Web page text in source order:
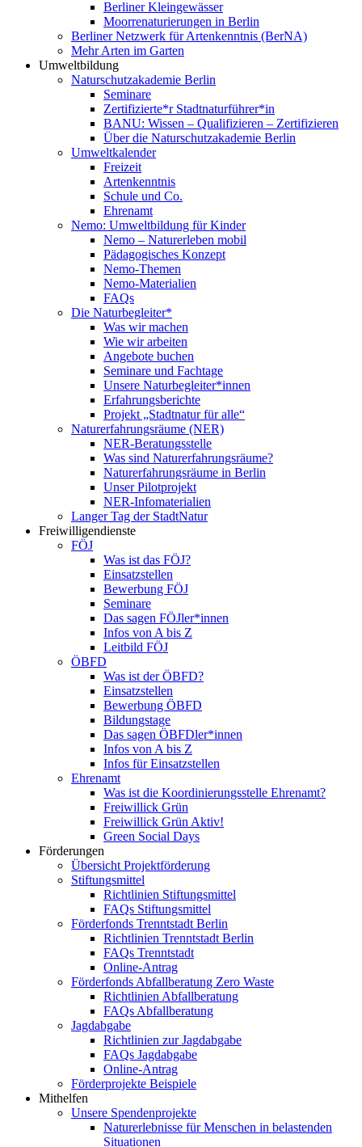
Berliner Kleingewässer
Moorrenaturierungen in Berlin
Berliner Netzwerk für Artenkenntnis (BerNA)
Mehr Arten im Garten
Umweltbildung
Naturschutzakademie Berlin
Seminare
Zertifizierte*r Stadtnaturführer*in
BANU: Wissen – Qualifizieren – Zertifizieren
Über die Naturschutzakademie Berlin
Umweltkalender
Freizeit
Artenkenntnis
Schule und Co.
Ehrenamt
Nemo: Umweltbildung für Kinder
Nemo – Naturerleben mobil
Pädagogisches Konzept
Nemo-Themen
Nemo-Materialien
FAQs
Die Naturbegleiter*
Was wir machen
Wie wir arbeiten
Angebote buchen
Seminare und Fachtage
Unsere Naturbegleiter*innen
Erfahrungsberichte
Projekt „Stadtnatur für alle“
Naturerfahrungsräume (NER)
NER-Beratungsstelle
Was sind Naturerfahrungsräume?
Naturerfahrungsräume in Berlin
Unser Pilotprojekt
NER-Infomaterialien
Langer Tag der StadtNatur
Freiwilligendienste
FÖJ
Was ist das FÖJ?
Einsatzstellen
Bewerbung FÖJ
Seminare
Das sagen FÖJler*innen
Infos von A bis Z
Leitbild FÖJ
ÖBFD
Was ist der ÖBFD?
Einsatzstellen
Bewerbung ÖBFD
Bildungstage
Das sagen ÖBFDler*innen
Infos von A bis Z
Infos für Einsatzstellen
Ehrenamt
Was ist die Koordinierungsstelle Ehrenamt?
Freiwillick Grün
Freiwillick Grün Aktiv!
Green Social Days
Förderungen
Übersicht Projektförderung
Stiftungsmittel
Richtlinien Stiftungsmittel
FAQs Stiftungsmittel
Förderfonds Trenntstadt Berlin
Richtlinien Trenntstadt Berlin
FAQs Trenntstadt
Online-Antrag
Förderfonds Abfallberatung Zero Waste
Richtlinien Abfallberatung
FAQs Abfallberatung
Jagdabgabe
Richtlinien zur Jagdabgabe
FAQs Jagdabgabe
Online-Antrag
Förderprojekte Beispiele
Mithelfen
Unsere Spendenprojekte
Naturerlebnisse für Menschen in belastenden
Situationen